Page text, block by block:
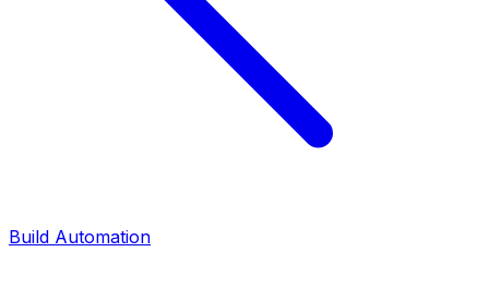
Build Automation